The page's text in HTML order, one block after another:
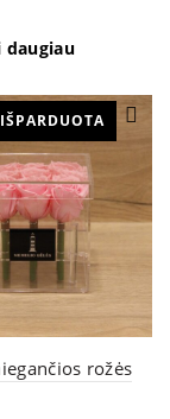
IŠPARDUOTA
rožės